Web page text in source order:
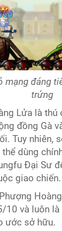
mạng đáng
trứng
Lửa là thú
đồng Gà
Tuy nhiên,
dùng
Đại Sư
giao chiến.
10 và luôn
ước sở hữu.